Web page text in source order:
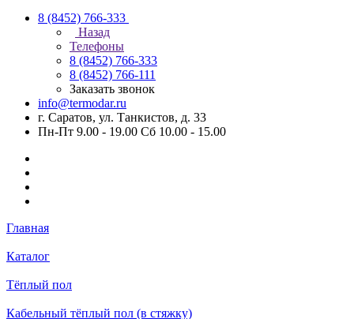
8 (8452) 766-333
Назад
Телефоны
8 (8452) 766-333
8 (8452) 766-111
Заказать звонок
info@termodar.ru
г. Саратов, ул. Танкистов, д. 33
Пн-Пт 9.00 - 19.00 Сб 10.00 - 15.00
Главная
Каталог
Тёплый пол
Кабельный тёплый пол (в стяжку)